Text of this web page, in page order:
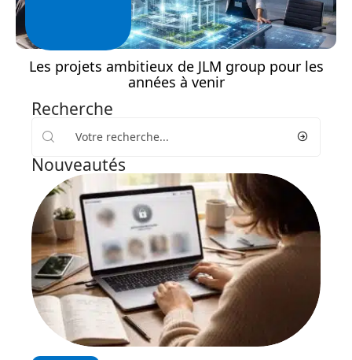
Les projets ambitieux de JLM group pour les
années à venir
Recherche
Nouveautés